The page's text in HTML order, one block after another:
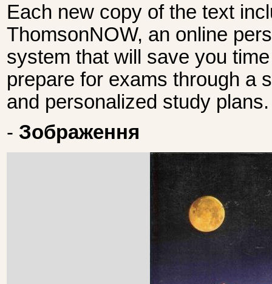
Each new copy of the text
ThomsonNOW, an online
system that will save you
prepare for exams through a
and personalized study plans.
- Зображення